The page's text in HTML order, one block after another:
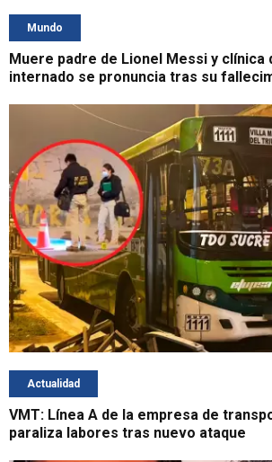
Mundo
Muere padre de Lionel Messi y clínica
internado se pronuncia tras su
Actualidad
VMT: Línea A de la empresa de
paraliza labores tras nuevo ataque